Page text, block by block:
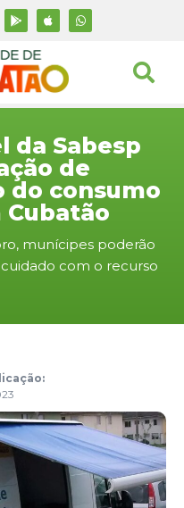
da Sabesp
de
do consumo
Cubatão
munícipes poderão
com o recurso